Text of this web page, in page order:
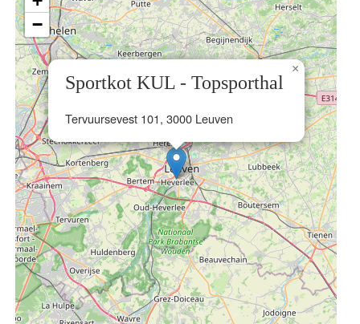
Sportkot KUL - Topsporthal
Tervuursevest 101, 3000 Leuven
×
−